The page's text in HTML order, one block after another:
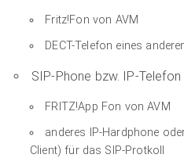
Fritz!Fon von AVM
DECT-Telefon eines
SIP-Phone bzw. IP-
FRITZ!App Fon von AVM
anderes IP-Hardphone
Client) für das SIP-Protkoll